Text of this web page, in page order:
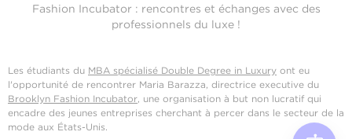
Fashion Incubator : rencontres et échanges avec des
professionnels du luxe !
Les étudiants du MBA spécialisé Double Degree in Luxury ont eu
l'opportunité de rencontrer Maria Barazza, directrice executive du
Brooklyn Fashion Incubator, une organisation à but non lucratif qui
encadre des jeunes entreprises cherchant à percer dans le secteur de la
mode aux États-Unis.